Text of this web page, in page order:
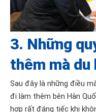
3. Những
thêm mà du
Sau đây là những điều
đi làm thêm bên Hàn
hợp rất đáng tiếc khi